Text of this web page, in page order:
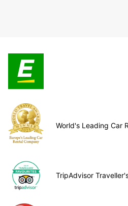
World's Leading Car
TripAdvisor